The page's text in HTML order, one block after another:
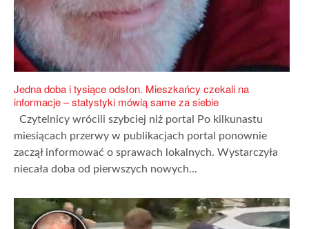
Jedna doba i tysiące odsłon. Mieszkańcy czekali na
informacje – statystyki mówią same za siebie
Czytelnicy wrócili szybciej niż portal Po kilkunastu
miesiącach przerwy w publikacjach portal ponownie
zaczął informować o sprawach lokalnych. Wystarczyła
niecała doba od pierwszych nowych...